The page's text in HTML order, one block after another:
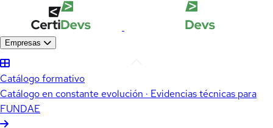
Empresas
Catálogo formativo
Catálogo en constante evolución · Evidencias técnicas para
FUNDAE